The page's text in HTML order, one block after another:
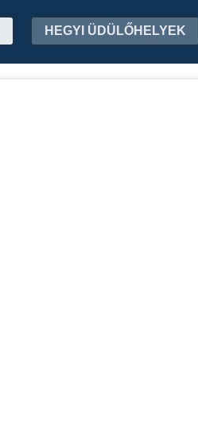
HEGYI ÜDÜLŐHELYEK